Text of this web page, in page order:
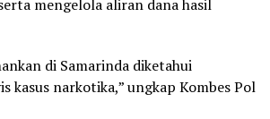
mengelola aliran dana hasil
di Samarinda diketahui
kasus narkotika,” ungkap Kombes Pol